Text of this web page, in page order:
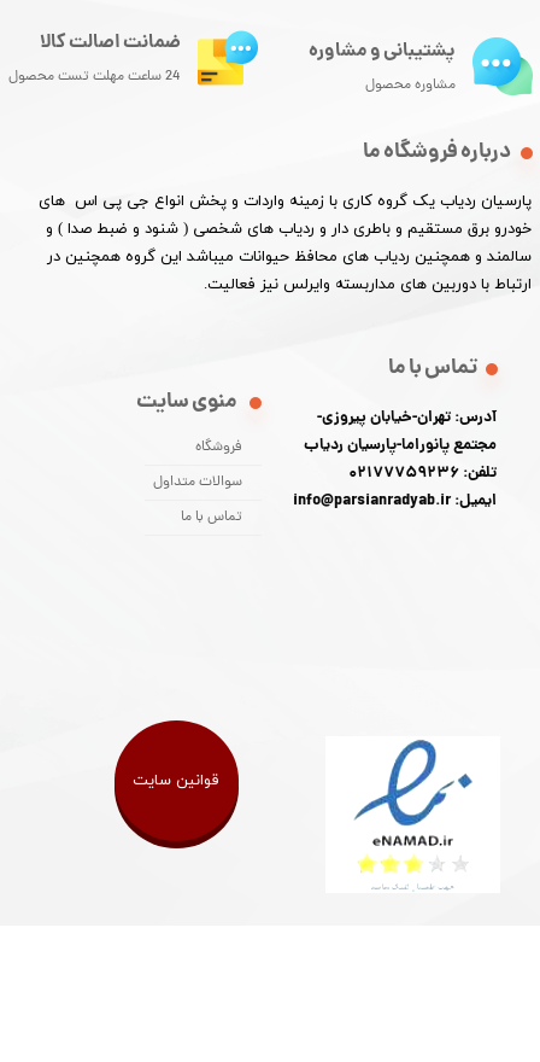
درباره فروشگاه ما
پارسیان ردیاب یک گروه کاری با زمینه واردات و پخش انواع جی پی اس های
خودرو برق مستقیم و باطری دار و ردیاب های شخصی ( شنود و ضبط صدا ) و
سالمند و همچنین ردیاب های محافظ حیوانات میباشد این گروه همچنین در
ارتباط با دوربین های مداربسته وایرلس نیز فعالیت.​​​​​​​
منوی سایت
فروشگاه
سوالات متداول
تماس با ما
تماس با ما
آدرس: تهران-خیابان پیروزی-
مجتمع پانوراما-پارسیان ردیاب
تلفن: 02177759236
ایمیل: info@parsianradyab.ir
پشتیبانی و مشاوره
مشاوره محصول
ضمانت اصالت کالا
24 ساعت مهلت تست محصول
قوانین سایت